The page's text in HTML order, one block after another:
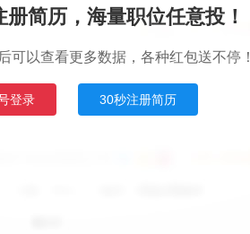
册简历，海量职位任意投！
可以查看更多数据，各种红包送不停！
登录 30秒注册简历